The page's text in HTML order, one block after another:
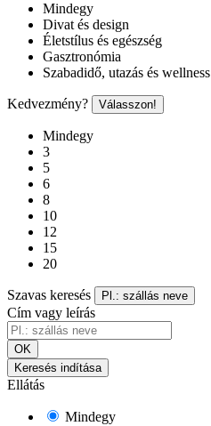
Mindegy
Divat és design
Életstílus és egészség
Gasztronómia
Szabadidő, utazás és wellness
Kedvezmény? Válasszon!
Mindegy
3
5
6
8
10
12
15
20
Szavas keresés Pl.: szállás neve
Cím vagy leírás
OK
Keresés indítása
Ellátás
Mindegy